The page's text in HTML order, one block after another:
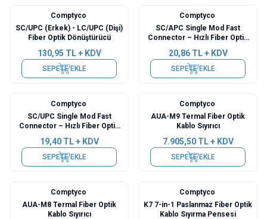
Comptyco
SC/UPC (Erkek) - LC/UPC (Dişi)
Fiber Optik Dönüştürücü
130,95 TL + KDV
SEPETE EKLE
Comptyco
SC/APC Single Mod Fast
Connector – Hızlı Fiber Optik
20,86TL + KDV
SEPETE EKLE
Comptyco
SC/UPC Single Mod Fast
Connector – Hızlı Fiber Optik
19,40TL + KDV
SEPETE EKLE
Comptyco
AUA-M9 Termal Fiber Optik
Kablo Sıyırıcı
7.905,50TL + KDV
SEPETE EKLE
Comptyco
AUA-M8 Termal Fiber Optik
Kablo Sıyırıcı
Comptyco
K7 7-in-1 Paslanmaz Fiber Optik
Kablo Sıyırma Pensesi